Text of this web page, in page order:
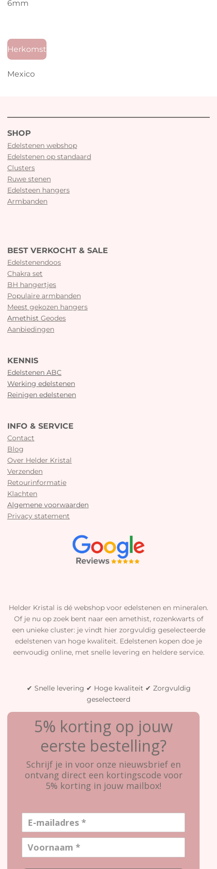
6mm
Herkomst
Mexico
SHOP
Edelstenen webshop
Edelstenen op standaard
Clusters
Ruwe stenen
Edelsteen hangers
Armbanden
BEST VERKOCHT & SALE
Edelstenendoos
Chakra set
BH hangertjes
Populaire armbanden
Meest gekozen hangers
Amethist Geodes
Aanbiedingen
KENNIS
Edelstenen ABC
Werking edelstenen
Reinigen edelstenen
INFO & SERVICE
Contact
Blog
Over Helder Kristal
Verzenden
Retourinformatie
Klachten
Algemene voorwaarden
Privacy statement
Helder Kristal is dé webshop voor edelstenen en mineralen.
Of je nu op zoek bent naar een amethist, rozenkwarts of
een unieke cluster: je vindt hier zorgvuldig geselecteerde
edelstenen van hoge kwaliteit. Edelstenen kopen doe je
eenvoudig online, met snelle levering en heldere service.
✔ Snelle levering ✔ Hoge kwaliteit ✔ Zorgvuldig
geselecteerd
5% korting op jouw
eerste bestelling?
Schrijf je in voor onze nieuwsbrief en
ontvang direct een kortingscode voor
5% korting in jouw mailbox!